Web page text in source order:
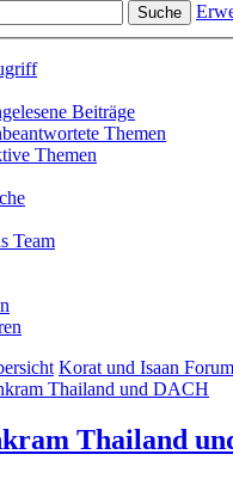
Suche
Beiträge
Themen
Themen
Team
Korat und Isaan
Thailand und DACH
Thailand